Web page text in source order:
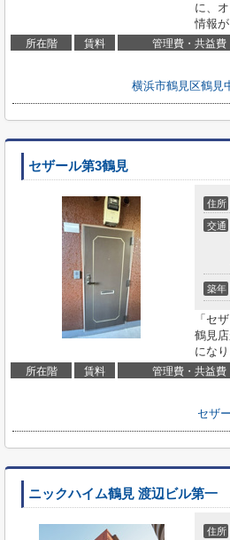
に、
情報
所在階 賃料 管理費・共益費
横浜市鶴見区鶴見
セザール第3鶴見
住所
交通
築年
「セ
鶴見
にな
所在階 賃料 管理費・共益費
セザ
ニックハイム鶴見 渡辺ビル第一
住所